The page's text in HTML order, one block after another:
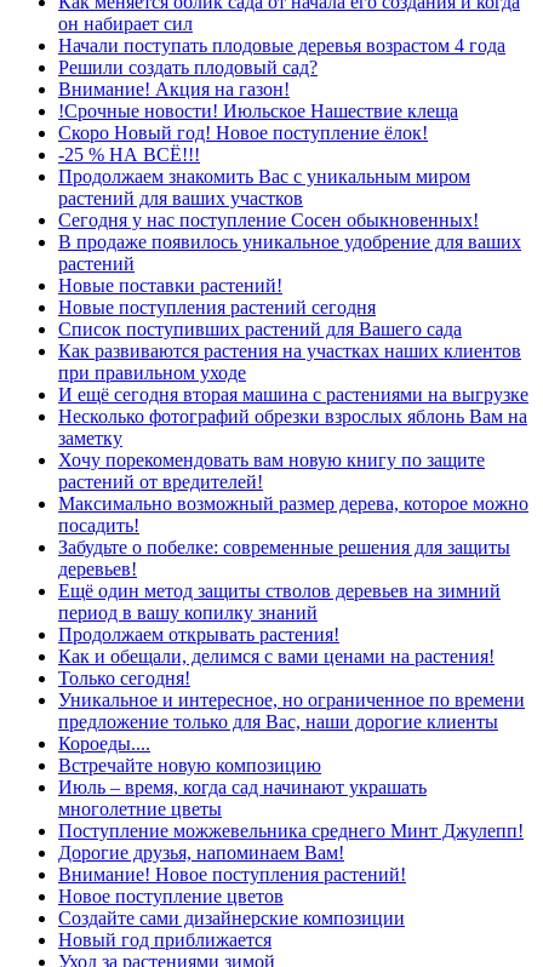
он набирает сил
Начали поступать плодовые деревья возрастом 4 года
Решили создать плодовый сад?
Внимание! Акция на газон!
!Срочные новости! Июльское Нашествие клеща
Скоро Новый год! Новое поступление ёлок!
-25 % НА ВСЁ!!!
Продолжаем знакомить Вас с уникальным миром
растений для ваших участков
Сегодня у нас поступление Сосен обыкновенных!
В продаже появилось уникальное удобрение для ваших
растений
Новые поставки растений!
Новые поступления растений сегодня
Список поступивших растений для Вашего сада
Как развиваются растения на участках наших клиентов
при правильном уходе
И ещё сегодня вторая машина с растениями на выгрузке
Несколько фотографий обрезки взрослых яблонь Вам на
заметку
Хочу порекомендовать вам новую книгу по защите
растений от вредителей!
Максимально возможный размер дерева, которое можно
посадить!
Забудьте о побелке: современные решения для защиты
деревьев!
Ещё один метод защиты стволов деревьев на зимний
период в вашу копилку знаний
Продолжаем открывать растения!
Как и обещали, делимся с вами ценами на растения!
Только сегодня!
Уникальное и интересное, но ограниченное по времени
предложение только для Вас, наши дорогие клиенты
Короеды....
Встречайте новую композицию
Июль – время, когда сад начинают украшать
многолетние цветы
Поступление можжевельника среднего Минт Джулепп!
Дорогие друзья, напоминаем Вам!
Внимание! Новое поступления растений!
Новое поступление цветов
Создайте сами дизайнерские композиции
Новый год приближается
Уход за растениями зимой